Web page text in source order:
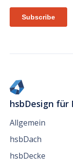
hsbDesign für
Allgemein
hsbDach
hsbDecke